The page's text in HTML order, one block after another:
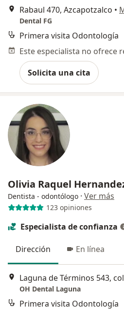
Rabaul 470, Azcapotzalco •
Dental FG
Primera visita Odontología
Solicita una cita
Olivia Raquel
Dentista - odontólogo · Ver más
123 opiniones
Especialista de confianza
Dirección En línea
OH Dental Laguna
Primera visita Odontología